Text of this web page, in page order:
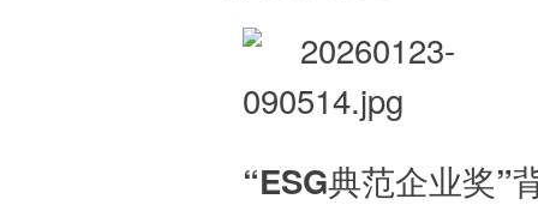
“ESG典范企业奖”